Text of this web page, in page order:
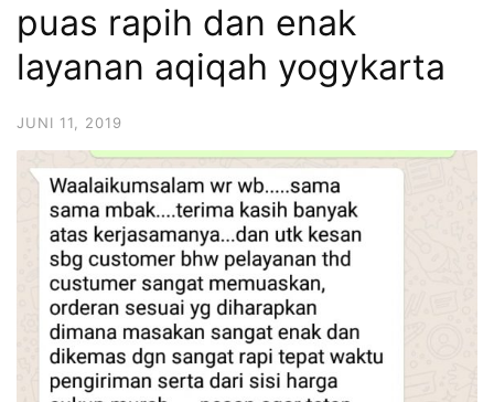
puas rapih dan enak
layanan aqiqah yogykarta
JUNI 11, 2019